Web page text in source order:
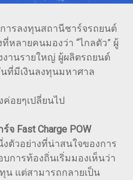
ารลงทุนสถานีชาร์จรถยนต์
หลายคนมองว่า “ไกลตัว” ผู้
านรายใหญ่ ผู้ผลิตรถยนต์
ที่มีเงินลงทุนมหาศาล
อยๆเปลี่ยนไป
จ Fast Charge POW
ตัวอย่างที่น่าสนใจของการ
การท้องถิ่นเริ่มมองเห็นว่า
น แต่สามารถกลายเป็น